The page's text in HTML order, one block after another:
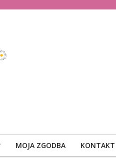
MOJA ZGODBA KONTAKT